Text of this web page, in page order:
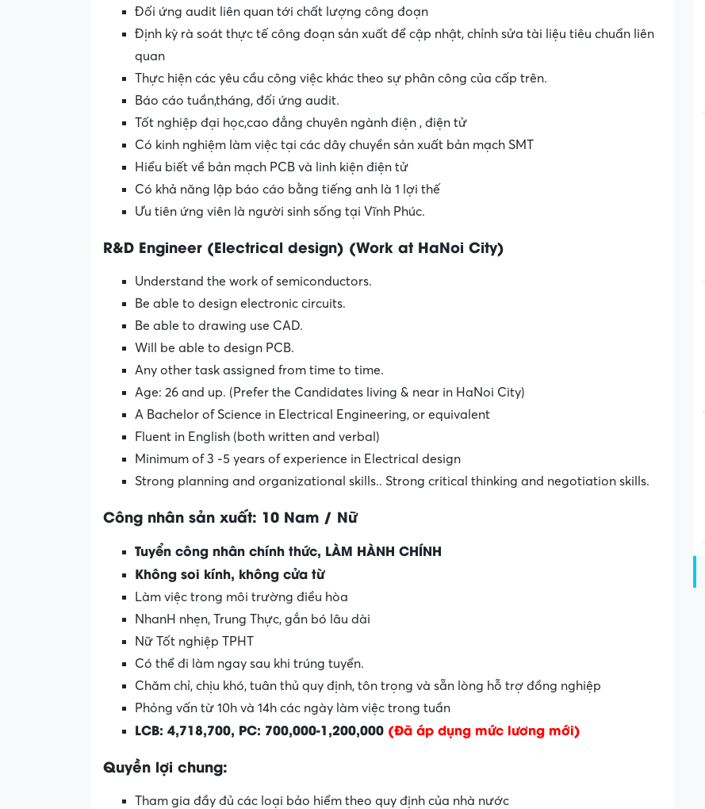
Đối ứng audit liên quan tới chất lượng công đoạn
Định kỳ rà soát thực tế công đoạn sản xuất để cập nhật, chỉnh sửa tài liệu tiêu chuẩn liên
quan
Thực hiện các yêu cầu công việc khác theo sự phân công của cấp trên.
Báo cáo tuần,tháng, đối ứng audit.
Tốt nghiệp đại học,cao đẳng chuyên ngành điện , điện tử
Có kinh nghiệm làm việc tại các dây chuyền sản xuất bản mạch SMT
Hiểu biết về bản mạch PCB và linh kiện điện tử
Có khả năng lập báo cáo bằng tiếng anh là 1 lợi thế
Ưu tiên ứng viên là người sinh sống tại Vĩnh Phúc.
R&D Engineer (Electrical design) (Work at HaNoi City)
Understand the work of semiconductors.
Be able to design electronic circuits.
Be able to drawing use CAD.
Will be able to design PCB.
Any other task assigned from time to time.
Age: 26 and up. (Prefer the Candidates living & near in HaNoi City)
A Bachelor of Science in Electrical Engineering, or equivalent
Fluent in English (both written and verbal)
Minimum of 3 -5 years of experience in Electrical design
Strong planning and organizational skills.. Strong critical thinking and negotiation skills.
Công nhân sản xuất: 10 Nam / Nữ
Tuyển công nhân chính thức, LÀM HÀNH CHÍNH
Không soi kính, không cửa từ
Làm việc trong môi trường điều hòa
NhanH nhẹn, Trung Thực, gắn bó lâu dài
Nữ Tốt nghiệp TPHT
Có thể đi làm ngay sau khi trúng tuyển.
Chăm chỉ, chịu khó, tuân thủ quy định, tôn trọng và sẵn lòng hỗ trợ đồng nghiệp
Phỏng vấn từ 10h và 14h các ngày làm việc trong tuần
LCB: 4,718,700, PC: 700,000-1,200,000 (Đã áp dụng mức lương mới)
Quyền lợi chung:
Tham gia đầy đủ các loại bảo hiểm theo quy định của nhà nước